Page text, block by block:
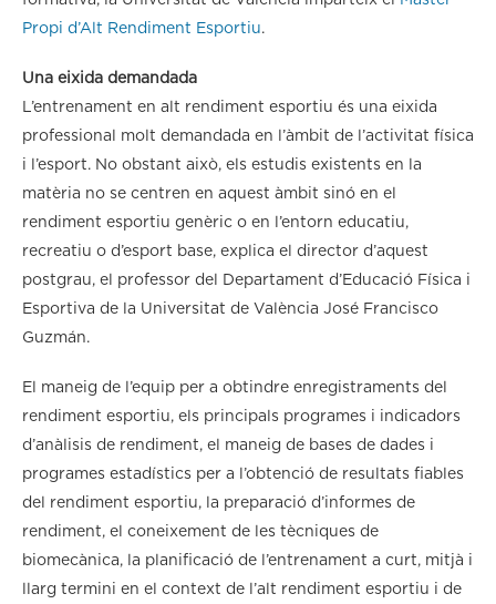
Propi d’Alt Rendiment Esportiu.
Una eixida demandada
L’entrenament en alt rendiment esportiu és una eixida
professional molt demandada en l’àmbit de l’activitat física
i l’esport. No obstant això, els estudis existents en la
matèria no se centren en aquest àmbit sinó en el
rendiment esportiu genèric o en l’entorn educatiu,
recreatiu o d’esport base, explica el director d’aquest
postgrau, el professor del Departament d’Educació Física i
Esportiva de la Universitat de València José Francisco
Guzmán.
El maneig de l’equip per a obtindre enregistraments del
rendiment esportiu, els principals programes i indicadors
d’anàlisis de rendiment, el maneig de bases de dades i
programes estadístics per a l’obtenció de resultats fiables
del rendiment esportiu, la preparació d’informes de
rendiment, el coneixement de les tècniques de
biomecànica, la planificació de l’entrenament a curt, mitjà i
llarg termini en el context de l’alt rendiment esportiu i de